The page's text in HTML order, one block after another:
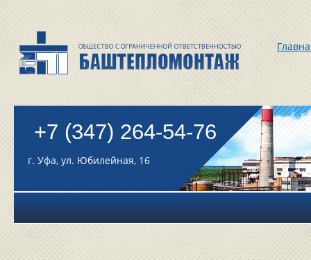
+7 (347) 264-54-76
г. Уфа, ул. Юбилейная, 16